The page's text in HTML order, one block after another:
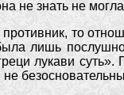
не знать не
то
лишь
лукави